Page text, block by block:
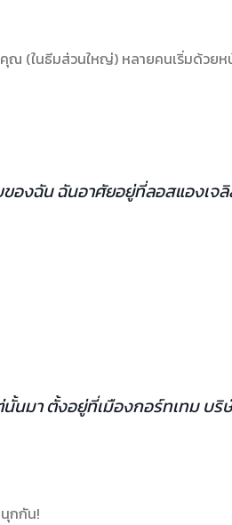
ณ (ในธีมส่วนใหญ่) หลายคนเริ่มด้วยห
องฉัน ฉันอาศัยอยู่ที่ลอสแองเจ
นมา ตั้งอยู่ที่เมืองกอร์ทเทม บริ
กกัน!